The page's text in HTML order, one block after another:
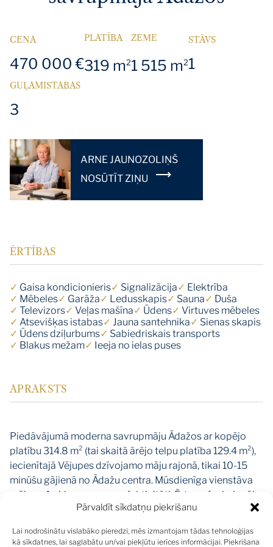
Pārvaldīt sīkdatņu piekrišanu
Lai nodrošinātu vislabāko pieredzi, mēs izmantojam tādas tehnoloģijas
kā sīkdatnes, lai saglabātu un/vai piekļūtu ierīces informācijai. Piekrišana
CENA
470 000 €
PLATĪBA
319 m2
ZEME
1 515 m2
STĀVS
1
GUĻAMISTABAS
3
ARNE JAUNOZOLIŅŠ
NOSŪTĪT ZIŅU
ĒRTĪBAS
✓ Gaisa kondicionieris✓ Signalizācija✓ Elektrība
✓ Mēbeles✓ Garāža✓ Ledusskapis✓ Sauna✓ Duša
✓ Televizors✓ Veļas mašīna✓ Ūdens✓ Virtuves mēbeles
✓ Atsevišķas istabas✓ Jauna santehnika✓ Sienas skapis
✓ Ūdens dziļurbums✓ Sabiedriskais transports
✓ Blakus mežam✓ Ieeja no ielas puses
APRAKSTS
Piedāvājumā moderna savrupmāju Ādažos ar kopējo
platību 314.8 m² (tai skaitā ārējo telpu platība 129.4 m²),
iecienītajā Vējupes dzīvojamo māju rajonā, tikai 10-15
minūšu gājienā no Ādažu centra. Mūsdienīga vienstāva
māja ar A+ klases energoefektivitāti. Ērts un funkcionāls
telpu plānojums: plaša 85 m² dzīvojamā istaba, kas
saulaino āra terasi, trīs guļamistabas, vannas istaba un